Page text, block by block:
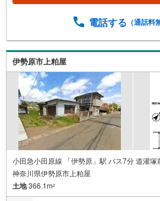
電話する （通話料
伊勢原市上粕屋
小田急小田原線 「伊勢原」駅 バス7分 道灌
神奈川県伊勢原市上粕屋
土地366.1m2